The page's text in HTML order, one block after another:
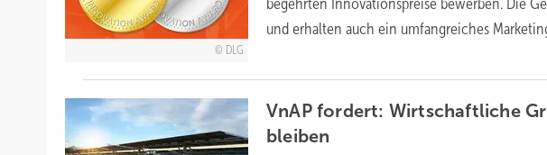
DLG
begehrten Innovationspreise bewerben. Die
und erhalten auch ein umfangreiches
VnAP fordert: Wirtschaftliche
bleiben